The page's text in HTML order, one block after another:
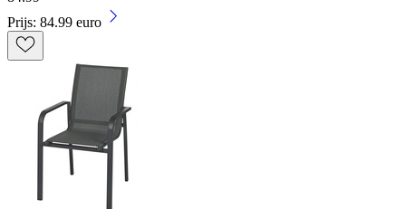
Prijs: 84.99 euro